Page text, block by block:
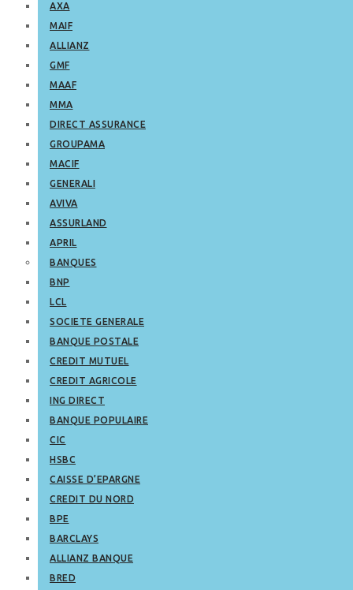
AXA
MAIF
ALLIANZ
GMF
MAAF
MMA
DIRECT ASSURANCE
GROUPAMA
MACIF
GENERALI
AVIVA
ASSURLAND
APRIL
BANQUES
BNP
LCL
SOCIETE GENERALE
BANQUE POSTALE
CREDIT MUTUEL
CREDIT AGRICOLE
ING DIRECT
BANQUE POPULAIRE
CIC
HSBC
CAISSE D’EPARGNE
CREDIT DU NORD
BPE
BARCLAYS
ALLIANZ BANQUE
BRED